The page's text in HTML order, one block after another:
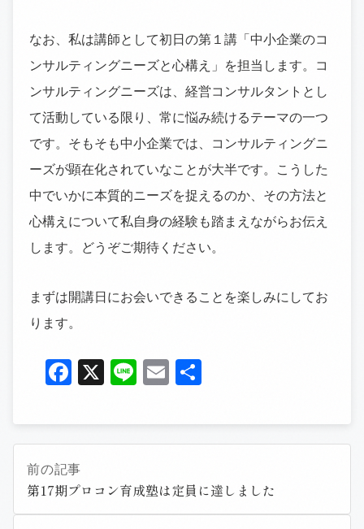
なお、私は講師として初日の第１講「中小企業のコ
ンサルティングニーズと心構え」を担当します。コ
ンサルティングニーズは、経営コンサルタントとし
て活動している限り、常に悩み続けるテーマの一つ
です。そもそも中小企業では、コンサルティングニ
ーズが顕在化されていなことが大半です。こうした
中でいかに本質的ニーズを捉えるのか、その方法と
心構えについて私自身の経験も踏まえながらお伝え
します。どうぞご期待ください。
まずは開講日にお会いできることを楽しみにしてお
ります。
Facebook
X LineEmail
前の記事
第17期プロコン育成塾は定員に達しました